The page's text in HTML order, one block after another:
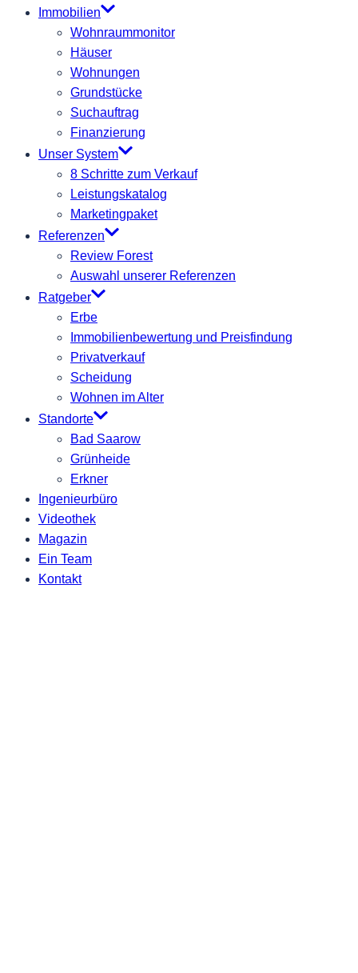
Immobilien
Wohnraummonitor
Häuser
Wohnungen
Grundstücke
Suchauftrag
Finanzierung
Unser System
8 Schritte zum Verkauf
Leistungskatalog
Marketingpaket
Referenzen
Review Forest
Auswahl unserer Referenzen
Ratgeber
Erbe
Immobilienbewertung und Preisfindung
Privatverkauf
Scheidung
Wohnen im Alter
Standorte
Bad Saarow
Grünheide
Erkner
Ingenieurbüro
Videothek
Magazin
Ein Team
Kontakt